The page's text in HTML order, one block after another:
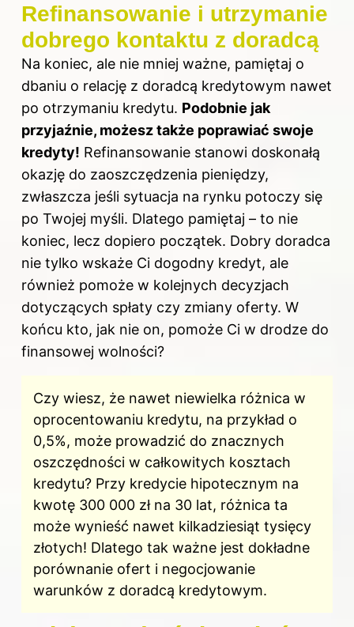
Refinansowanie i utrzymanie
dobrego kontaktu z doradcą
Na koniec, ale nie mniej ważne, pamiętaj o
dbaniu o relację z doradcą kredytowym nawet
po otrzymaniu kredytu. Podobnie jak
przyjaźnie, możesz także poprawiać swoje
kredyty! Refinansowanie stanowi doskonałą
okazję do zaoszczędzenia pieniędzy,
zwłaszcza jeśli sytuacja na rynku potoczy się
po Twojej myśli. Dlatego pamiętaj – to nie
koniec, lecz dopiero początek. Dobry doradca
nie tylko wskaże Ci dogodny kredyt, ale
również pomoże w kolejnych decyzjach
dotyczących spłaty czy zmiany oferty. W
końcu kto, jak nie on, pomoże Ci w drodze do
finansowej wolności?
Czy wiesz, że nawet niewielka różnica w
oprocentowaniu kredytu, na przykład o
0,5%, może prowadzić do znacznych
oszczędności w całkowitych kosztach
kredytu? Przy kredycie hipotecznym na
kwotę 300 000 zł na 30 lat, różnica ta
może wynieść nawet kilkadziesiąt tysięcy
złotych! Dlatego tak ważne jest dokładne
porównanie ofert i negocjowanie
warunków z doradcą kredytowym.